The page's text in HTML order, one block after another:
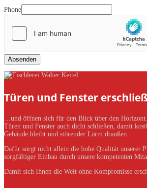
Phone
Absenden
Türen und Fenster
…und öffnen sich für den Blick über den Horizont.
Türen und Fenster auch dicht schließen, damit
Gebäude bleibt und störender Lärm draußen.
Dafür sorgt nicht allein die hohe Qualität unserer
sorgfältiger Einbau durch unsere kompetenten
Damit sich Ihnen die Welt ohne Kompromisse